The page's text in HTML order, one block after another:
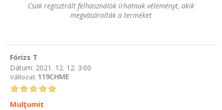
Csak regisztrált felhasználók írhatnak véleményt, akik
megvásárolták a terméket
Fórizs T
Dátum: 2021. 12. 12. 3:00
Változat: 119CHME
Mulţumit